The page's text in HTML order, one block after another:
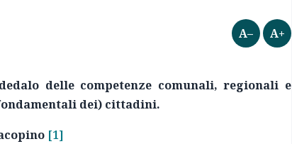
A– A+
delle competenze comunali, regionali e
dei) cittadini.
[1]